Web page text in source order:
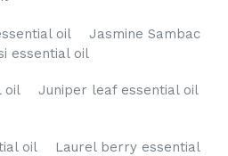
oil Jasmine Sambac
essential oil
oil Juniper leaf essential oil
oil Laurel berry essential